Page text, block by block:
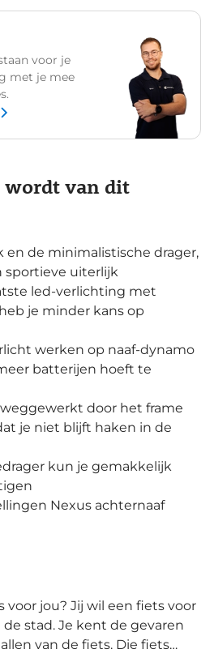
voor je
met je mee
van dit
en de minimalistische drager,
sportieve uiterlijk
led-verlichting met
je minder kans op
werken op naaf-dynamo
batterijen hoeft te
door het frame
je niet blijft haken in de
kun je gemakkelijk
Nexus achternaaf
een fiets voor
stad. Je kent de gevaren
van de fiets. Die fiets